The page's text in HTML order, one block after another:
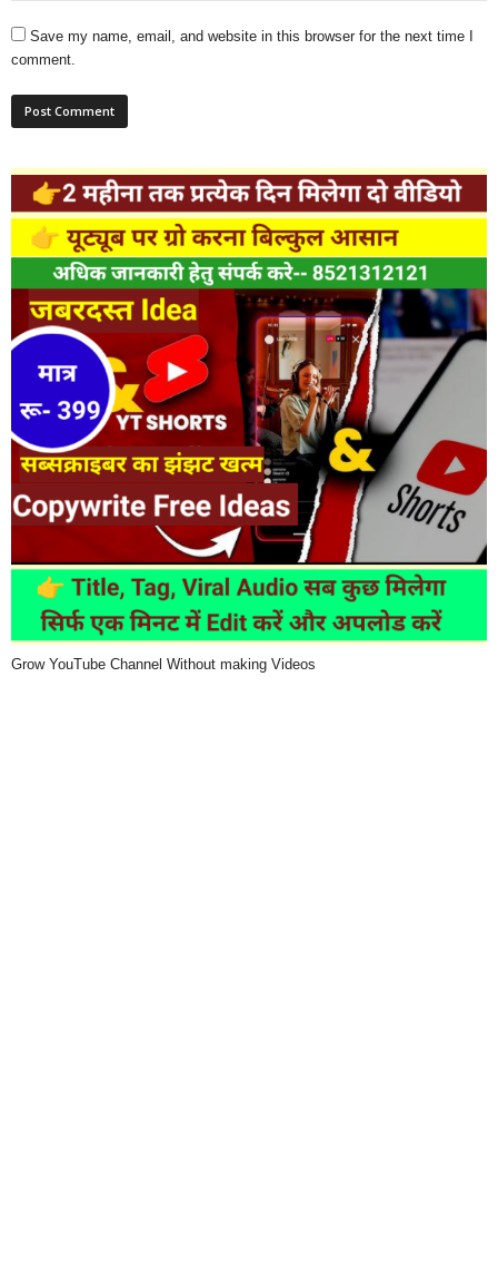
Save my name, email, and website in this browser for the next time I
comment.
Grow YouTube Channel Without making Videos